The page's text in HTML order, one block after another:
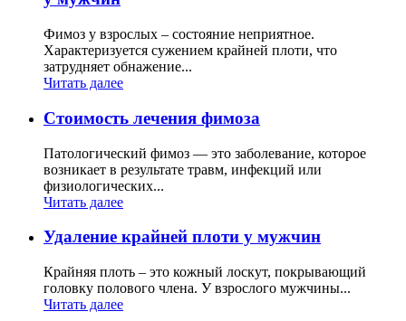
Фимоз у взрослых – состояние неприятное.
Характеризуется сужением крайней плоти, что
затрудняет обнажение...
Читать далее
Стоимость лечения фимоза
Патологический фимоз — это заболевание, которое
возникает в результате травм, инфекций или
физиологических...
Читать далее
Удаление крайней плоти у мужчин
Крайняя плоть – это кожный лоскут, покрывающий
головку полового члена. У взрослого мужчины...
Читать далее